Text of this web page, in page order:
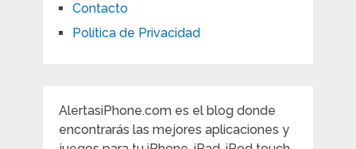
Contacto
Política de Privacidad
AlertasiPhone.com es el blog donde
encontrarás las mejores aplicaciones y